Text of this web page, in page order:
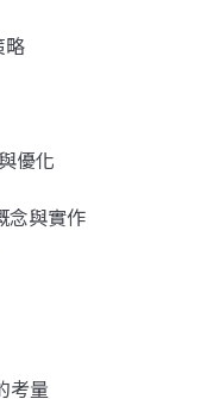
略
優化
念與實作
考量